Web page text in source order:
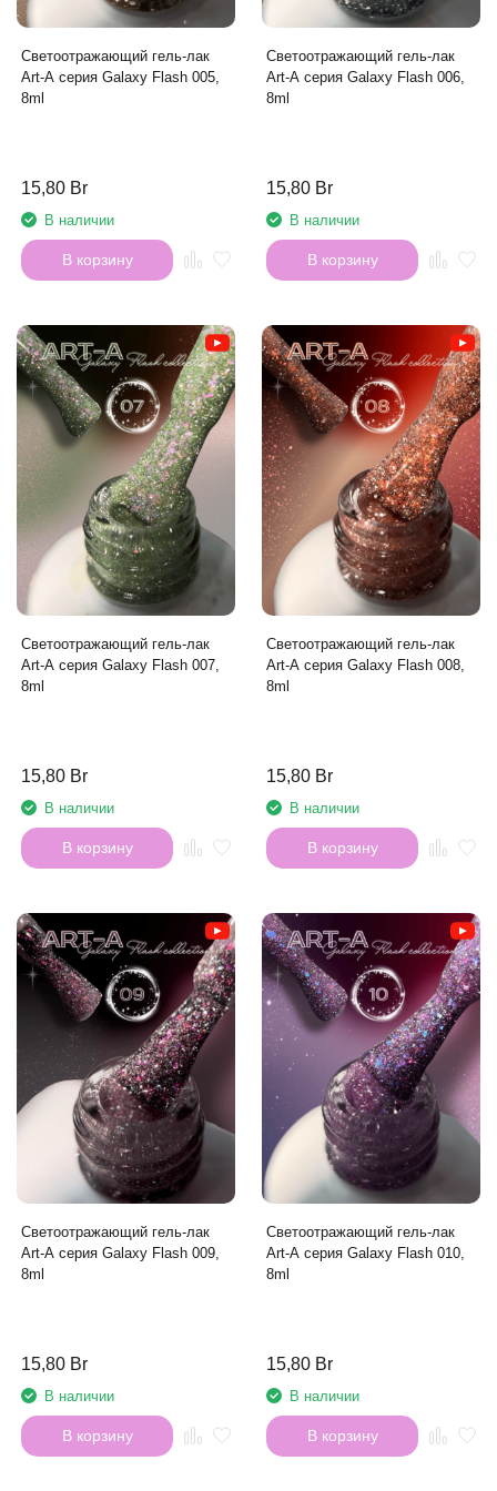
Светоотражающий гель-лак
Art-A серия Galaxy Flash 005,
8ml
15,80 Br
В наличии
В корзину
Светоотражающий гель-лак
Art-A серия Galaxy Flash 006,
8ml
15,80 Br
В наличии
В корзину
Светоотражающий гель-лак
Art-A серия Galaxy Flash 007,
8ml
15,80 Br
В наличии
В корзину
Светоотражающий гель-лак
Art-A серия Galaxy Flash 008,
8ml
15,80 Br
В наличии
В корзину
Светоотражающий гель-лак
Art-A серия Galaxy Flash 009,
8ml
15,80 Br
В наличии
В корзину
Светоотражающий гель-лак
Art-A серия Galaxy Flash 010,
8ml
15,80 Br
В наличии
В корзину